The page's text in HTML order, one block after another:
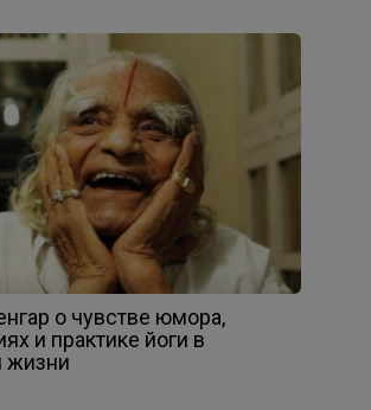
о чувстве юмора,
и практике йоги в
жизни